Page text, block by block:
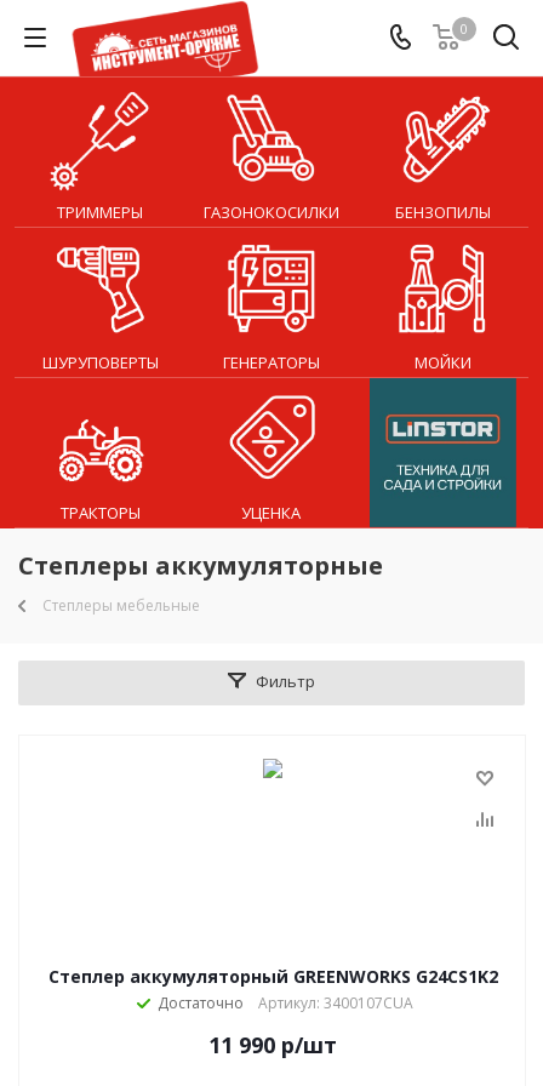
0
ТРИММЕРЫ ГАЗОНОКОСИЛКИ БЕНЗОПИЛЫ
ШУРУПОВЕРТЫ ГЕНЕРАТОРЫ МОЙКИ
ТРАКТОРЫ УЦЕНКА
Степлеры аккумуляторные
Степлеры мебельные
Фильтр
Степлер аккумуляторный GREENWORKS G24CS1K2
Достаточно Артикул: 3400107CUA
11 990 р/шт